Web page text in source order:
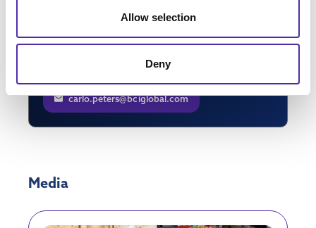
Allow selection
Deny
Carlo Peters
carlo.peters@bciglobal.com
Media